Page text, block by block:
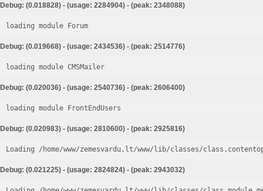
Debug: (0.018828) - (usage: 2284904) - (peak: 2348088)
loading module Forum
Debug: (0.019668) - (usage: 2434536) - (peak: 2514776)
loading module CMSMailer
Debug: (0.020036) - (usage: 2540736) - (peak: 2606400)
loading module FrontEndUsers
Debug: (0.020983) - (usage: 2810600) - (peak: 2925816)
Loading /home/www/zemesvardu.lt/www/lib/classes/
Debug: (0.021225) - (usage: 2824824) - (peak: 2943032)